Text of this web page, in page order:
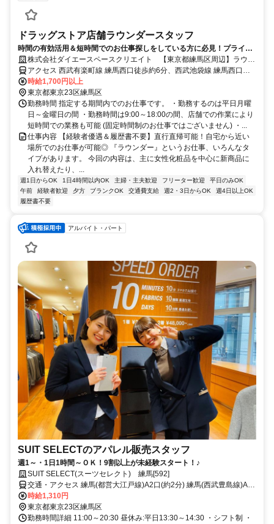
ドラッグストア店舗ラウンダースタッフ
時間の有効活用＆短時間でのお仕事探しをしている方に必見！プライベ
ート重視のお仕事！
株式会社ダイエースペースクリエイト 【東京都練馬区周辺】ラウン
ダー業務
アクセス 西武有楽町線 練馬西口徒歩約6分、西武池袋線 練馬西口徒
歩約6分、西武豊島線 練馬西口徒歩約6分 別途勤務店舗ごとにご案内
時給1,700円以上
東京都東京23区練馬区
勤務時間 指定する期間内でのお仕事です。 ・勤務するのは平日月曜
日～金曜日の間 ・勤務時間は9:00～18:00の間、店舗での作業により
短時間での業務も可能 (固定時間制のお仕事ではございません) ・...
仕事内容 【経験者優遇＆履歴書不要】直行直帰可能！自宅から近い
場所でのお仕事が可能◎ 『ラウンダー』というお仕事、いろんなタ
イプがあります。 今回の内容は、主に女性化粧品を中心に新商品に
入れ替えたり、...
週1日からOK 1日4時間以内OK 主婦・主夫歓迎 フリーター歓迎
平日のみOK
午前
経験者歓迎 夕方 ブランクOK 交通費支給 週2・3日からOK
週4日以上OK
履歴書不要
アルバイト・パート
SUIT SELECTのアパレル販売スタッフ
週1～・1日1時間～ＯＫ！9割以上が未経験スタート！♪
SUIT SELECT(スーツセレクト) 練馬[592]
交通・アクセス 練馬(都営大江戸線)A2口(約2分) 練馬(西武豊島線)A2
口(約2分) 練馬(西武有楽町線)A2口(約2分)
時給1,310円
東京都東京23区練馬区
勤務時間詳細 11:00～20:30 昼休み:平日13:30～14:30 ・シフト制 ・